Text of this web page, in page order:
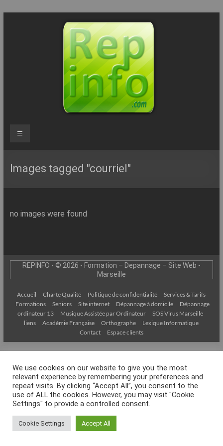
Repinfo.com
Formation
–
Depannage
l’Informatique
Menu
Images tagged "courriel"
no images were found
REPINFO - © 2026 - Formation – Depannage – Site Web -
Marseille
Accueil Charte Qualité Politique de confidentialité
Services & Tarifs
Formations
Seniors Site internet Dépannage à domicile
Dépannage
ordinateur 13
Musique Assistée par Ordinateur
SOS Virus Marseille
liens
Académie Française Orthographe
Lexique Informatique
Contact
Espace clients
We use cookies on our website to give you the most
relevant experience by remembering your preferences and
repeat visits. By clicking “Accept All”, you consent to the
use of ALL the cookies. However, you may visit "Cookie
Settings" to provide a controlled consent.
Cookie Settings Accept All